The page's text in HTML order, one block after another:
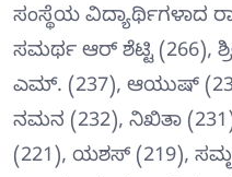
ಸಂಸ್ಥೆಯ ವಿದ್ಯಾರ್ಥಿಗಳಾದ
ಸಮರ್ಥ ಆರ್‌ ಶೆಟ್ಟಿ (266),
ಎಮ್.‌ (237), ಆಯುಷ್‌
ನಮನ (232), ನಿಖಿತಾ
(221), ಯಶಸ್‌ (219),